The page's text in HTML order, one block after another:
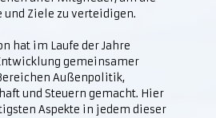
Ziele zu verteidigen.
hat im Laufe der Jahre
gemeinsamer
Außenpolitik,
und Steuern gemacht. Hier
Aspekte in jedem dieser